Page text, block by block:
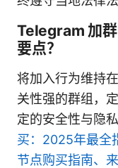
Telegram 加
要点？
将加入行为维持
关性强的群组，
定的安全性与隐
买：2025年最全
节点购买指南、